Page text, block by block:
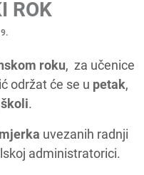
ROK
roku, za učenice
održat će se u petak,
.
uvezanih radnji
administratorici.